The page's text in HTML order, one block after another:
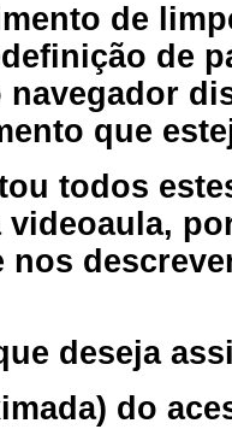
de
de
que
todos
nos
deseja
do